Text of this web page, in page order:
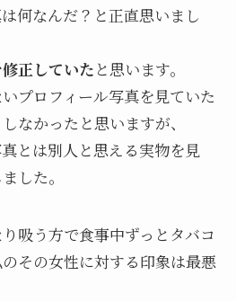
何なんだ？と正直思いまし
正していた と思います。
プロフィール写真を見ていた
なかったと思いますが、
とは別人と思える実物を見
した。
吸う方で食事中ずっとタバコ
その女性に対する印象は最悪